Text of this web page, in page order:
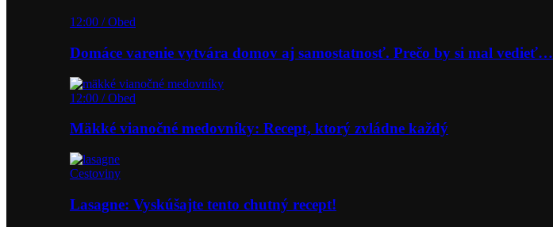
12:00 / Obed
Domáce varenie vytvára domov aj samostatnosť. Prečo by si mal vedieť…
12:00 / Obed
Mäkké vianočné medovníky: Recept, ktorý zvládne každý
Cestoviny
Lasagne: Vyskúšajte tento chutný recept!